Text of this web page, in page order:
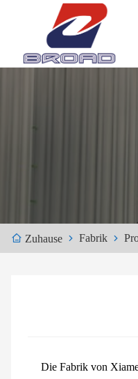
Zuhause Fabrik
Die Fabrik von